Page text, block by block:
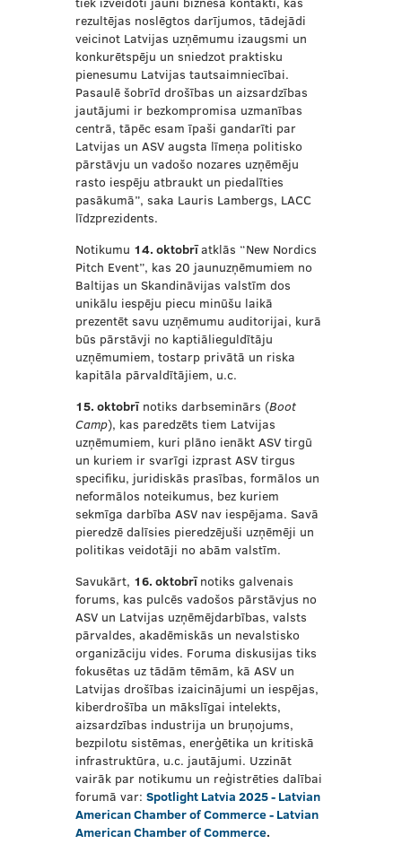
rezultējas noslēgtos darījumos, tādejādi
veicinot Latvijas uzņēmumu izaugsmi un
konkurētspēju un sniedzot praktisku
pienesumu Latvijas tautsaimniecībai.
Pasaulē šobrīd drošības un aizsardzības
jautājumi ir bezkompromisa uzmanības
centrā, tāpēc esam īpaši gandarīti par
Latvijas un ASV augsta līmeņa politisko
pārstāvju un vadošo nozares uzņēmēju
rasto iespēju atbraukt un piedalīties
pasākumā”, saka Lauris Lambergs, LACC
līdzprezidents.
Notikumu 14. oktobrīatklās “New Nordics
Pitch Event”, kas 20 jaunuzņēmumiem no
Baltijas un Skandināvijas valstīm dos
unikālu iespēju piecu minūšu laikā
prezentēt savu uzņēmumu auditorijai, kurā
būs pārstāvji no kaptiālieguldītāju
uzņēmumiem, tostarp privātā un riska
kapitāla pārvaldītājiem, u.c.
15. oktobrīnotiks darbseminārs (Boot
Camp), kas paredzēts tiem Latvijas
uzņēmumiem, kuri plāno ienākt ASV tirgū
un kuriem ir svarīgi izprast ASV tirgus
specifiku, juridiskās prasības, formālos un
neformālos noteikumus, bez kuriem
sekmīga darbība ASV nav iespējama. Savā
pieredzē dalīsies pieredzējuši uzņēmēji un
politikas veidotāji no abām valstīm.
Savukārt, 16. oktobrīnotiks galvenais
forums, kas pulcēs vadošos pārstāvjus no
ASV un Latvijas uzņēmējdarbības, valsts
pārvaldes, akadēmiskās un nevalstisko
organizāciju vides. Foruma diskusijas tiks
fokusētas uz tādām tēmām, kā ASV un
Latvijas drošības izaicinājumi un iespējas,
kiberdrošība un mākslīgai intelekts,
aizsardzības industrija un bruņojums,
bezpilotu sistēmas, enerģētika un kritiskā
infrastruktūra, u.c. jautājumi. Uzzināt
vairāk par notikumu un reģistrēties dalībai
forumā var: Spotlight Latvia 2025 - Latvian
American Chamber of Commerce - Latvian
American Chamber of Commerce.